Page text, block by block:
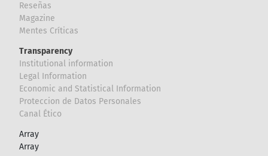
Reseñas
Magazine
Mentes Críticas
Transparency
Institutional information
Legal Information
Economic and Statistical Information
Proteccion de Datos Personales
Canal Ético
Array
Array